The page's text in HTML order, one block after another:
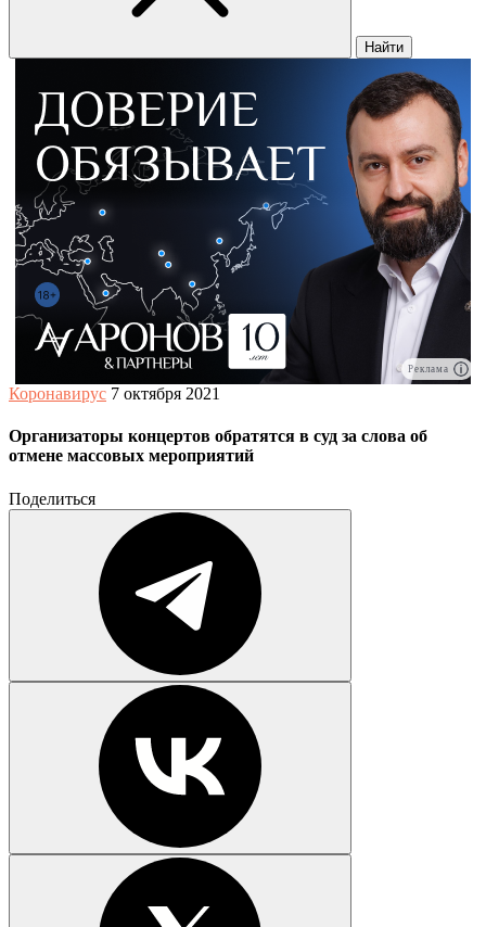
Найти
Реклама
Коронавирус 7 октября 2021
Организаторы концертов обратятся в суд за слова об
отмене массовых мероприятий
Поделиться